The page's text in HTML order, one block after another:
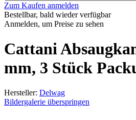
Zum Kaufen anmelden
Bestellbar, bald wieder verfügbar
Anmelden, um Preise zu sehen
Cattani
mm, 3 Stück
Hersteller: Delwag
Bildergalerie überspringen